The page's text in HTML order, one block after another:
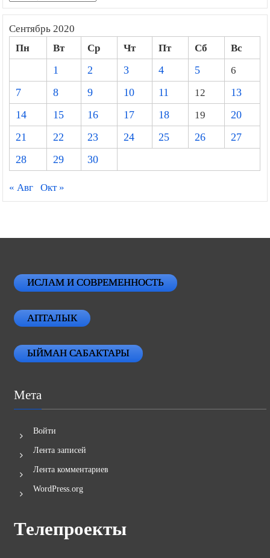
Сентябрь 2020
Пн Вт Ср Чт Пт Сб
Вс
1
2 3 4 5
6
7
8 9 10 11 12
13
14
15 16 17 18 19
20
21
22 23 24 25 26
27
28
29 30
« Авг Окт »
ИСЛАМ И СОВРЕМЕННОСТЬ
АПТАЛЫК
ЫЙМАН САБАКТАРЫ
Мета
Войти
Лента записей
Лента комментариев
WordPress.org
Телепроекты